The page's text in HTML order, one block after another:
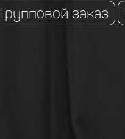
Групповой заказ